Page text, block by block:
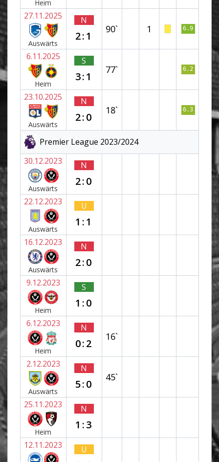
Heim
27.11.2025
Auswärts
N
2:1
90` 1 6.9
6.11.2025
Heim
S
3:1
77` 6.2
23.10.2025
Auswärts
N
2:0
18` 6.3
Premier League 2023/2024
30.12.2023
Auswärts
N
2:0
22.12.2023
Auswärts
U
1:1
16.12.2023
Auswärts
N
2:0
9.12.2023
Heim
S
1:0
6.12.2023
Heim
N
0:2
16`
2.12.2023
Auswärts
N
5:0
45`
25.11.2023
Heim
N
1:3
12.11.2023 U